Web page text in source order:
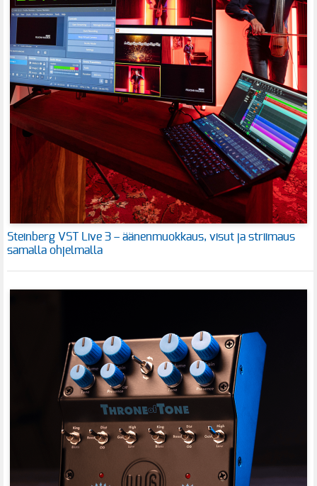
Steinberg VST Live 3 – äänenmuokkaus, visut ja striimaus
samalla ohjelmalla